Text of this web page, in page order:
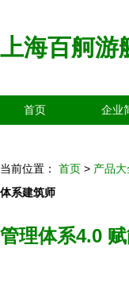
上海百舸游
首页 企业
当前位置： 首页 > 产品大
体系建筑师
管理体系4.0